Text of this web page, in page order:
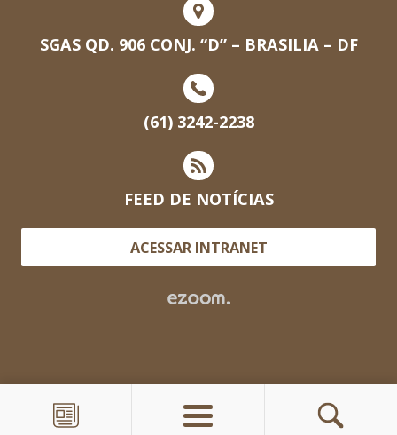
SGAS QD. 906 CONJ. “D” – BRASILIA – DF
(61) 3242-2238
FEED DE NOTÍCIAS
ACESSAR INTRANET